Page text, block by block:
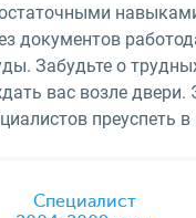
документов
Забудьте о
вас возле двери.
преуспеть в
Специалист